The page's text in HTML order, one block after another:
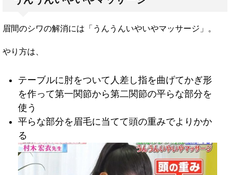
眉間のシワの解消には「うんうんいやいやマッサージ」。
やり方は、
テーブルに肘をついて人差し指を曲げてかぎ形
を作って第一関節から第二関節の平らな部分を
使う
平らな部分を眉毛に当てて頭の重みでよりかか
る